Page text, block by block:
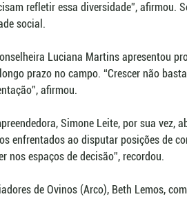
refletir essa diversidade”, afirmou.
social.
Luciana Martins apresentou
prazo no campo. “Crescer não
afirmou.
Simone Leite, por sua vez,
enfrentados ao disputar posições de
nos espaços de decisão”, recordou.
de Ovinos (Arco), Beth Lemos,